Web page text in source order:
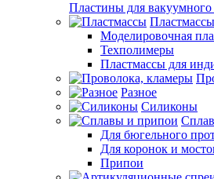
Пластины для
Пластмассы
Моделировочная
Техполимеры
Пластмассы для
Разное
Силиконы
Для бюгельного
Для коронок и
Припои